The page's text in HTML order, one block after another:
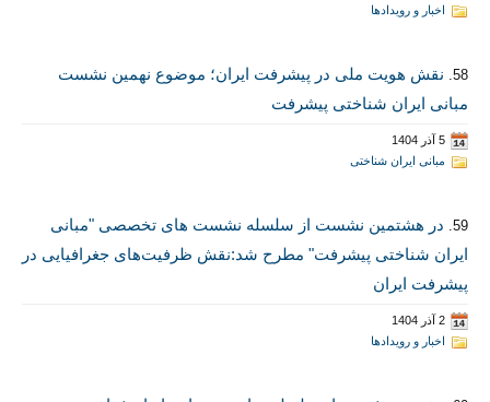
اخبار و رویدادها
58.
نقش هویت ملی در پیشرفت ایران؛ موضوع نهمین نشست
مبانی ایران شناختی پیشرفت
5 آذر 1404
مبانی ایران شناختی
59.
در هشتمین نشست از سلسله نشست های تخصصی "مبانی
ایران شناختی پیشرفت" مطرح شد:نقش ظرفیت‌های جغرافیایی در
پیشرفت ایران
2 آذر 1404
اخبار و رویدادها